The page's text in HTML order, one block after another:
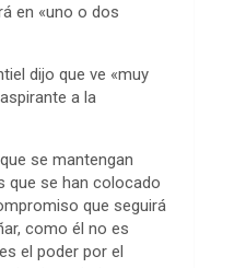
en «uno o dos
dijo que ve «muy
a la
se mantengan
que se han colocado
que seguirá
como él no es
el poder por el